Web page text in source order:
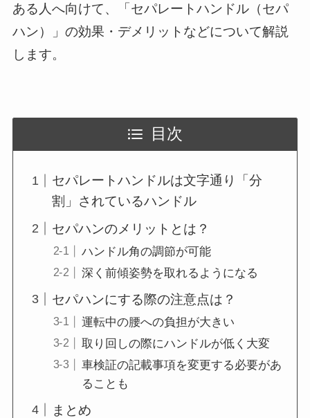
ある人へ向けて、「セパレートハンドル（セパ
ハン）」の効果・デメリットなどについて解説
します。
目次
セパレートハンドルは文字通り「分
割」されているハンドル
セパハンのメリットとは？
ハンドル角の調節が可能
深く前傾姿勢を取れるようになる
セパハンにする際の注意点は？
運転中の腰への負担が大きい
取り回しの際にハンドルが低く大変
車検証の記載事項を変更する必要があ
ることも
まとめ